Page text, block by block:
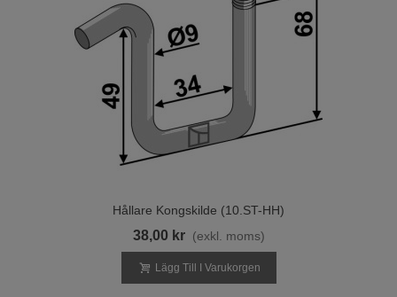
Hållare Kongskilde (10.ST-HH)
38,00 kr (exkl. moms)
Lägg Till I Varukorgen